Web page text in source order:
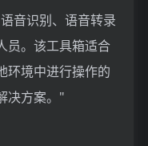
音识别、语音转录
员。该工具箱适合
环境中进行操作的
决方案。"